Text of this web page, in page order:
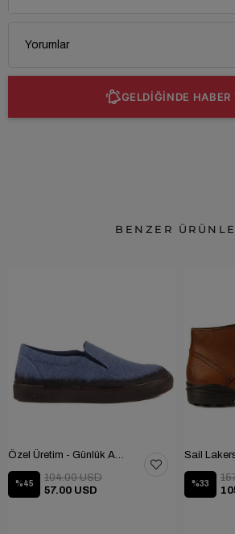
Yorumlar
GELDİĞİNDE HABER
BENZER
%45
57.00 USD
104.00 USD
%33